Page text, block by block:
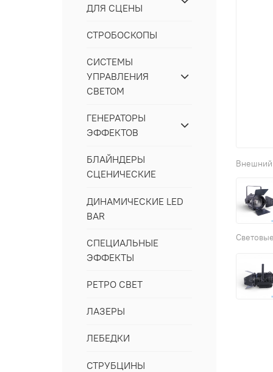
ДЛЯ СЦЕНЫ
СТРОБОСКОПЫ
СИСТЕМЫ
УПРАВЛЕНИЯ
СВЕТОМ
ГЕНЕРАТОРЫ
ЭФФЕКТОВ
БЛАЙНДЕРЫ
СЦЕНИЧЕСКИЕ
ДИНАМИЧЕСКИЕ LED
BAR
СПЕЦИАЛЬНЫЕ
ЭФФЕКТЫ
РЕТРО СВЕТ
ЛАЗЕРЫ
ЛЕБЕДКИ
СТРУБЦИНЫ